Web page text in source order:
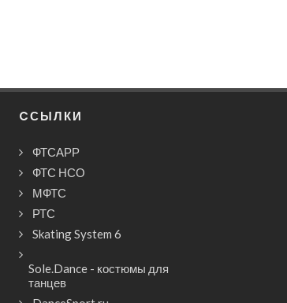
CСЫЛКИ
ФТСАРР
ФТС НСО
МФТС
РТС
Skating System 6
Sole.Dance - костюмы для
танцев